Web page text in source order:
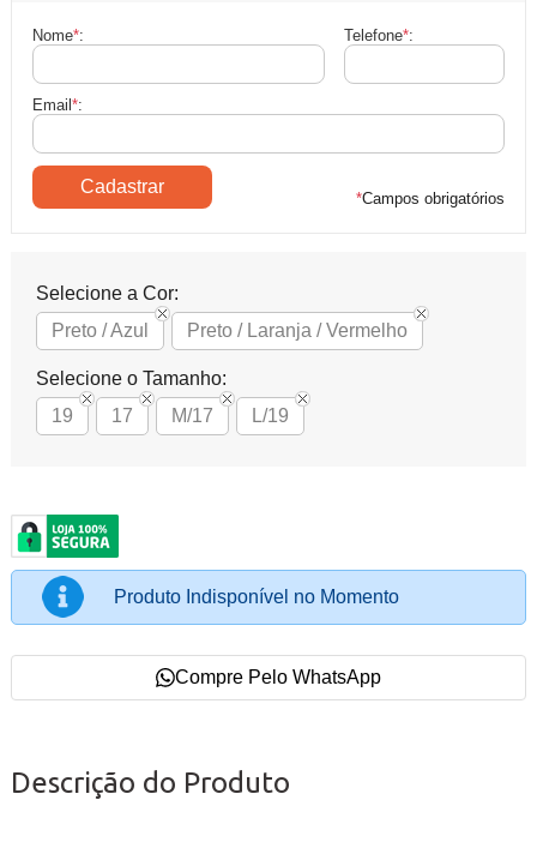
Nome*: Telefone*:
Email*:
*Campos obrigatórios
Selecione a Cor:
Preto / Azul
Preto / Laranja / Vermelho
Selecione o Tamanho:
19
17 M/17 L/19
Produto Indisponível no Momento
Compre Pelo WhatsApp
Descrição do Produto